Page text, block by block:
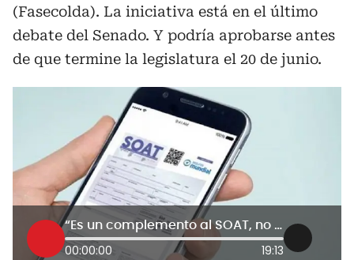
(Fasecolda). La iniciativa está en el último
debate del Senado. Y podría aprobarse antes
de que termine la legislatura el 20 de junio.
“Es un complemento al SOAT, no un impuesto”: senador Julio Elías por polémico proyecto
00:00:00 19:13